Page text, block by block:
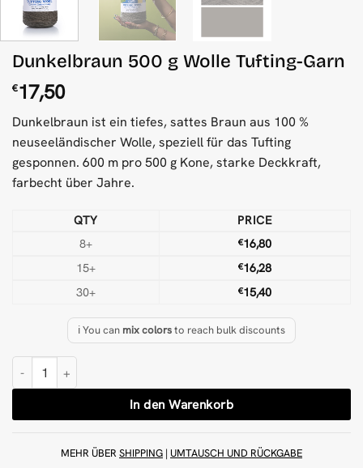
Dunkelbraun 500 g Wolle Tufting-Garn
€17,50
Dunkelbraun ist ein tiefes, sattes Braun aus 100 %
neuseeländischer Wolle, speziell für das Tufting
gesponnen. 600 m pro 500 g Kone, starke Deckkraft,
farbecht über Jahre.
QTY
PRICE
8+
€16,80
15+
€16,28
30+
€15,40
ℹ️ You can mix colorsto reach bulk discounts
Dunkelbraun 500 g Wolle Tufting-Garn Menge
In den Warenkorb
MEHR ÜBER SHIPPING | UMTAUSCH UND RÜCKGABE